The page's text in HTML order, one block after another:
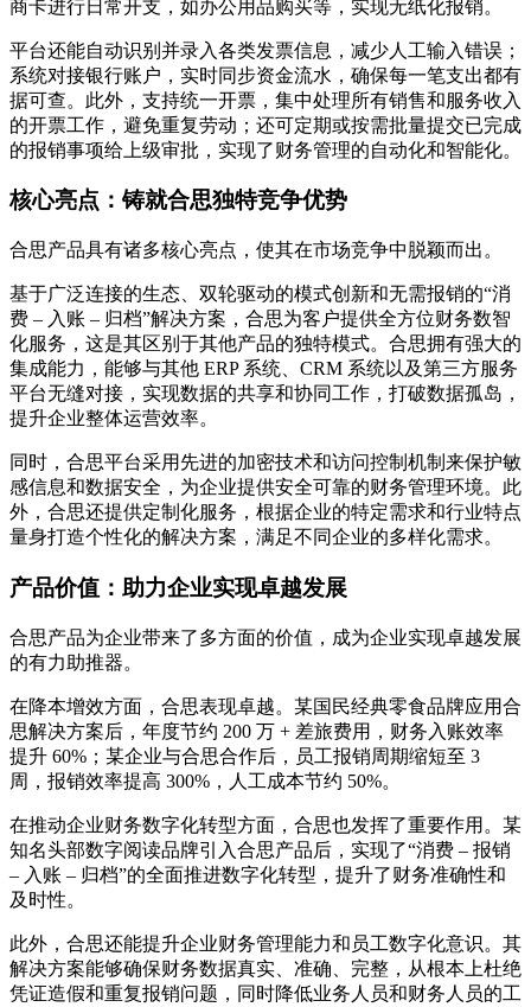
商卡进行日常开支，如办公用品购买等，实现无纸化报销。
平台还能自动识别并录入各类发票信息，减少人工输入错误；
系统对接银行账户，实时同步资金流水，确保每一笔支出都有
据可查。此外，支持统一开票，集中处理所有销售和服务收入
的开票工作，避免重复劳动；还可定期或按需批量提交已完成
的报销事项给上级审批，实现了财务管理的自动化和智能化。
核心亮点：铸就合思独特竞争优势
合思产品具有诸多核心亮点，使其在市场竞争中脱颖而出。
基于广泛连接的生态、双轮驱动的模式创新和无需报销的“消
费 – 入账 – 归档”解决方案，合思为客户提供全方位财务数智
化服务，这是其区别于其他产品的独特模式。合思拥有强大的
集成能力，能够与其他 ERP 系统、CRM 系统以及第三方服务
平台无缝对接，实现数据的共享和协同工作，打破数据孤岛，
提升企业整体运营效率。
同时，合思平台采用先进的加密技术和访问控制机制来保护敏
感信息和数据安全，为企业提供安全可靠的财务管理环境。此
外，合思还提供定制化服务，根据企业的特定需求和行业特点
量身打造个性化的解决方案，满足不同企业的多样化需求。
产品价值：助力企业实现卓越发展
合思产品为企业带来了多方面的价值，成为企业实现卓越发展
的有力助推器。
在降本增效方面，合思表现卓越。某国民经典零食品牌应用合
思解决方案后，年度节约 200 万 + 差旅费用，财务入账效率
提升 60%；某企业与合思合作后，员工报销周期缩短至 3
周，报销效率提高 300%，人工成本节约 50%。
在推动企业财务数字化转型方面，合思也发挥了重要作用。某
知名头部数字阅读品牌引入合思产品后，实现了“消费 – 报销
– 入账 – 归档”的全面推进数字化转型，提升了财务准确性和
及时性。
此外，合思还能提升企业财务管理能力和员工数字化意识。其
解决方案能够确保财务数据真实、准确、完整，从根本上杜绝
凭证造假和重复报销问题，同时降低业务人员和财务人员的工